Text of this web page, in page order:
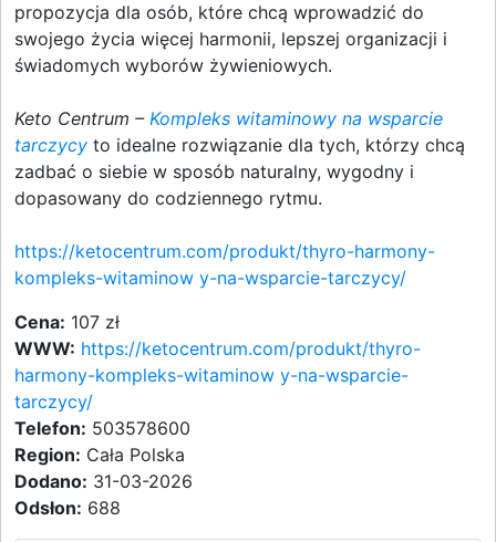
propozycja dla osób, które chcą wprowadzić do
swojego życia więcej harmonii, lepszej organizacji i
świadomych wyborów żywieniowych.
Keto Centrum – Kompleks witaminowy na wsparcie
tarczycy to idealne rozwiązanie dla tych, którzy chcą
zadbać o siebie w sposób naturalny, wygodny i
dopasowany do codziennego rytmu.
https://ketocentrum.com/produkt/thyro-harmony-
kompleks-witaminow y-na-wsparcie-tarczycy/
Cena: 107 zł
WWW: https://ketocentrum.com/produkt/thyro-
harmony-kompleks-witaminow y-na-wsparcie-
tarczycy/
Telefon: 503578600
Region: Cała Polska
Dodano: 31-03-2026
Odsłon: 688